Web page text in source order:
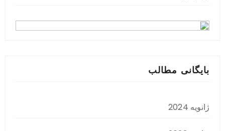
بایگانی مطالب
ژانویه 2024